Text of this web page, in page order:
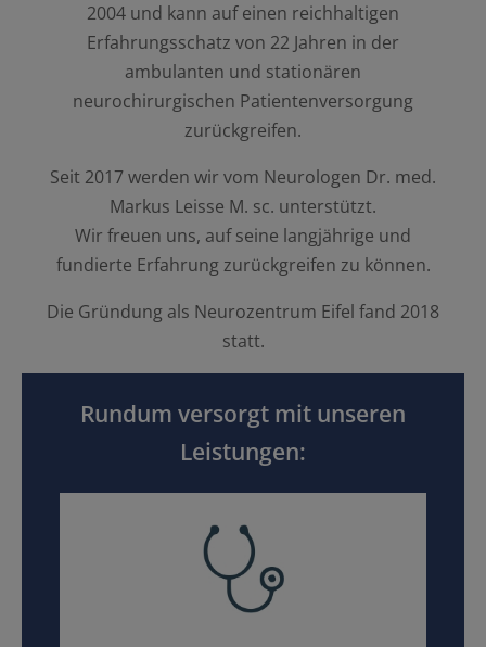
2004 und kann auf einen reichhaltigen
Erfahrungsschatz von 22 Jahren in der
ambulanten und stationären
neurochirurgischen Patientenversorgung
zurückgreifen.
Seit 2017 werden wir vom Neurologen Dr. med.
Markus Leisse M. sc. unterstützt.
Wir freuen uns, auf seine langjährige und
fundierte Erfahrung zurückgreifen zu können.
Die Gründung als Neurozentrum Eifel fand 2018
statt.
Rundum versorgt mit unseren
Leistungen: